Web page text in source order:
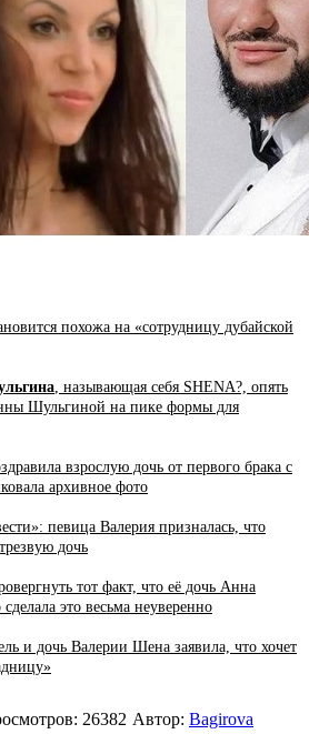
похожа на «сотрудницу дубайской
, называющая себя SHENA?, опять
Шульгиной на пике формы для
взрослую дочь от первого брака с
архивное фото
певица Валерия призналась, что
дочь
тот факт, что её дочь Анна
это весьма неуверенно
и дочь Валерии Шена заявила, что хочет
26382 Автор: Bagirova